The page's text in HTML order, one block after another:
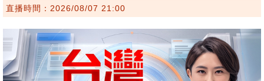
直播時間：2026/08/07 21:00